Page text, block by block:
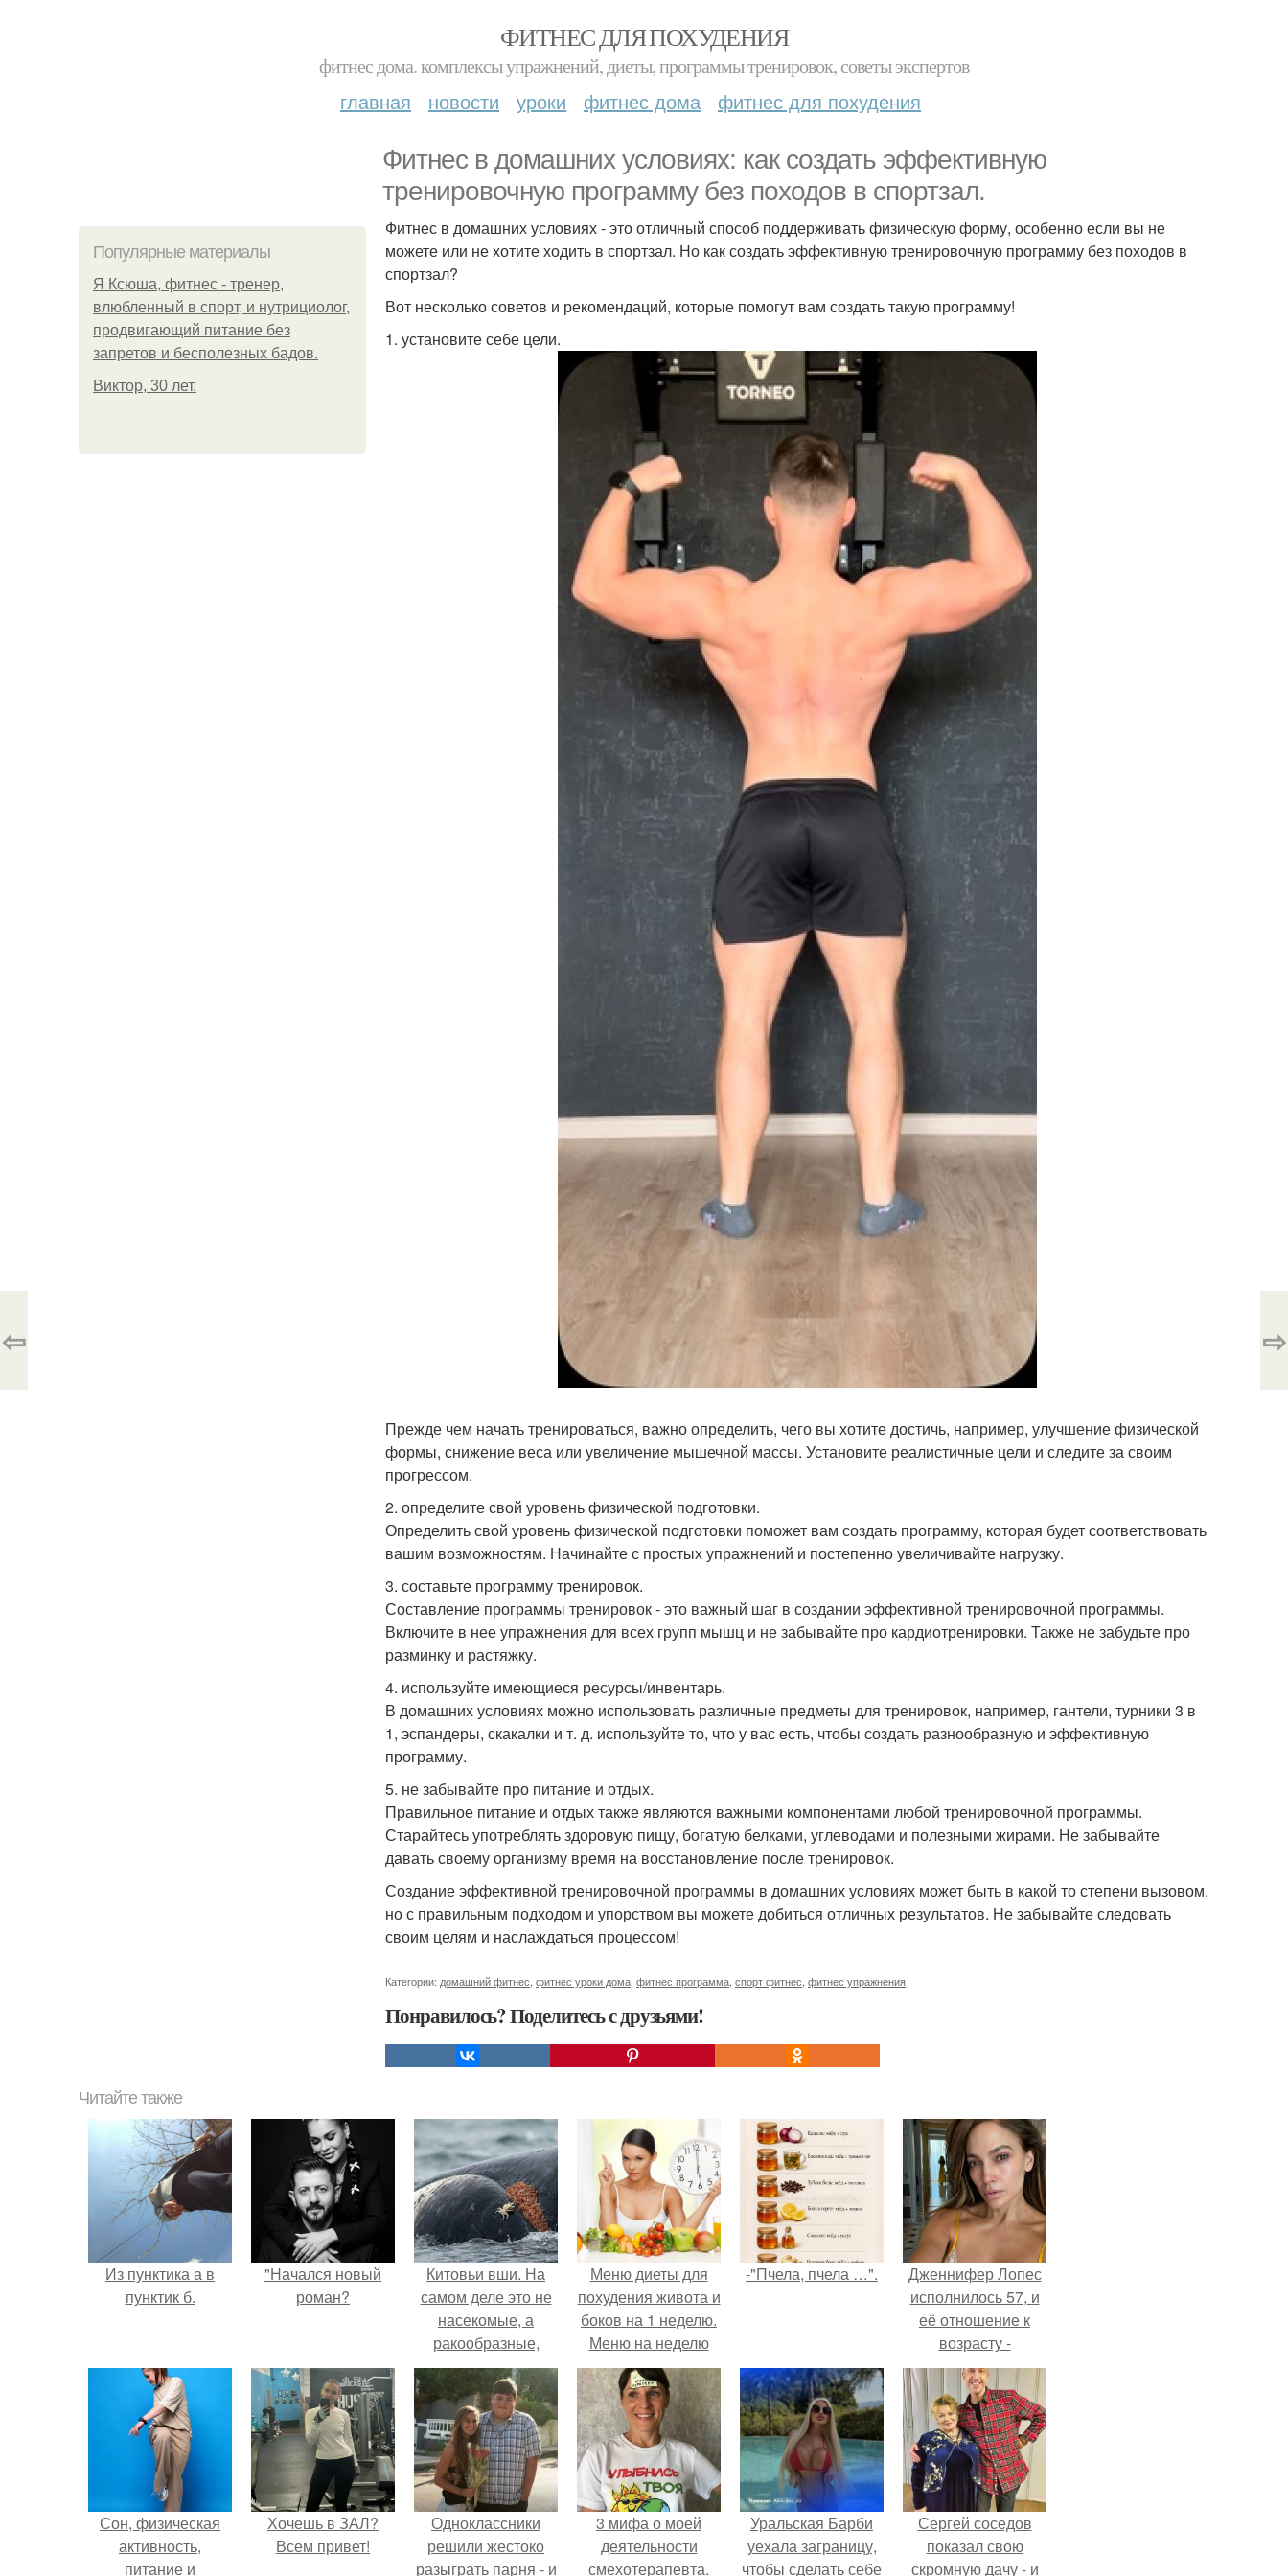
ФИТНЕС ДЛЯ ПОХУДЕНИЯ
фитнес дома. комплексы упражнений, диеты, программы тренировок, советы экспертов
главная новости уроки фитнес дома фитнес для похудения
Фитнес в домашних условиях: как создать эффективную
тренировочную программу без походов в спортзал.
Популярные материалы
Я Ксюша, фитнес - тренер,
влюбленный в спорт, и нутрициолог,
продвигающий питание без
запретов и бесполезных бадов.
Виктор, 30 лет.
Фитнес в домашних условиях - это отличный способ поддерживать физическую форму, особенно если вы не
можете или не хотите ходить в спортзал. Но как создать эффективную тренировочную программу без походов в
спортзал?
Вот несколько советов и рекомендаций, которые помогут вам создать такую программу!
1. установите себе цели.
Прежде чем начать тренироваться, важно определить, чего вы хотите достичь, например, улучшение физической
формы, снижение веса или увеличение мышечной массы. Установите реалистичные цели и следите за своим
прогрессом.
2. определите свой уровень физической подготовки.
Определить свой уровень физической подготовки поможет вам создать программу, которая будет соответствовать
вашим возможностям. Начинайте с простых упражнений и постепенно увеличивайте нагрузку.
3. составьте программу тренировок.
Составление программы тренировок - это важный шаг в создании эффективной тренировочной программы.
Включите в нее упражнения для всех групп мышц и не забывайте про кардиотренировки. Также не забудьте про
разминку и растяжку.
4. используйте имеющиеся ресурсы/инвентарь.
В домашних условиях можно использовать различные предметы для тренировок, например, гантели, турники 3 в
1, эспандеры, скакалки и т. д. используйте то, что у вас есть, чтобы создать разнообразную и эффективную
программу.
5. не забывайте про питание и отдых.
Правильное питание и отдых также являются важными компонентами любой тренировочной программы.
Старайтесь употреблять здоровую пищу, богатую белками, углеводами и полезными жирами. Не забывайте
давать своему организму время на восстановление после тренировок.
Создание эффективной тренировочной программы в домашних условиях может быть в какой то степени вызовом,
но с правильным подходом и упорством вы можете добиться отличных результатов. Не забывайте следовать
своим целям и наслаждаться процессом!
Категории: домашний фитнес фитнес уроки дома фитнес программа спорт фитнес фитнес упражнения
Понравилось? Поделитесь с друзьями!
⇦ ⇨
Читайте также
Из пунктика а в
пунктик б.
"Начался новый
роман?
Китовьи вши. На
самом деле это не
насекомые, а
ракообразные,
относящиеся к
бокоплавам.
Меню диеты для
похудения живота и
боков на 1 неделю.
Меню на неделю
для похудения
живота
-"Пчела, пчела …".
Дженнифер Лопес
исполнилось 57, и
её отношение к
возрасту -
настоящий
манифест
уверенности: "не
говорите, что я
отлично выгляжу
для 57.
Сон, физическая
активность,
питание и
Хочешь в ЗАЛ?
Всем привет!
Одноклассники
решили жестоко
разыграть парня - и
3 мифа о моей
деятельности
смехотерапевта.
Уральская Барби
уехала заграницу,
чтобы сделать себе
Сергей соседов
показал свою
скромную дачу - и